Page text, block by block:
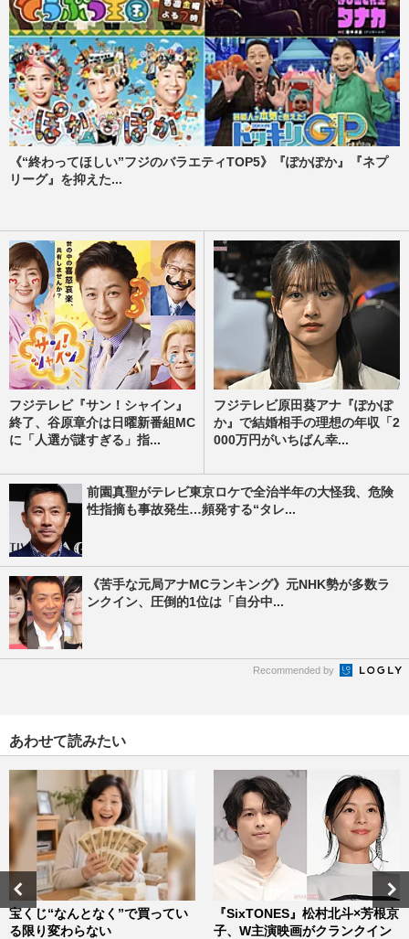
《“終わってほしい”フジのバラエティTOP5》『ぽかぽか』『ネプ
リーグ』を抑えた...
フジテレビ『サン！シャイン』
終了、谷原章介は日曜新番組MC
に「人選が謎すぎる」指...
フジテレビ原田葵アナ『ぽかぽ
か』で結婚相手の理想の年収「2
000万円がいちばん幸...
前園真聖がテレビ東京ロケで全治半年の大怪我、危険
性指摘も事故発生…頻発する“タレ...
《苦手な元局アナMCランキング》元NHK勢が多数ラ
ンクイン、圧倒的1位は「自分中...
Recommended by
あわせて読みたい
宝くじ“なんとなく”で買ってい
る限り変わらない
『SixTONES』松村北斗×芳根京
子、W主演映画がクランクイン